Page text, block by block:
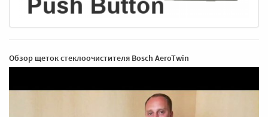
Обзор щеток стеклоочистителя Bosch AeroTwin